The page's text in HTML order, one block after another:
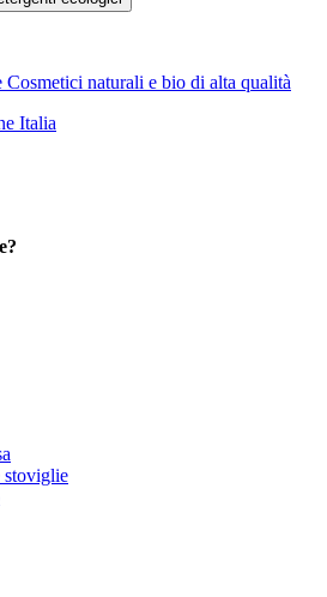
Cosmetici naturali e bio di alta qualità
stoviglie